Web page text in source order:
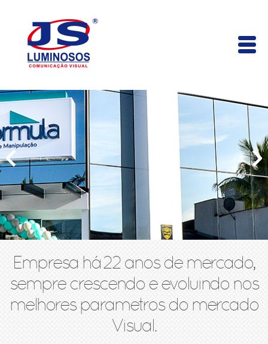
Empresa há 22 anos de mercado,
sempre crescendo e evoluindo nos
melhores parametros do mercado
Visual.